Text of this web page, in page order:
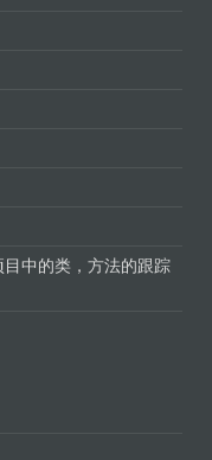
中的类，方法的跟踪